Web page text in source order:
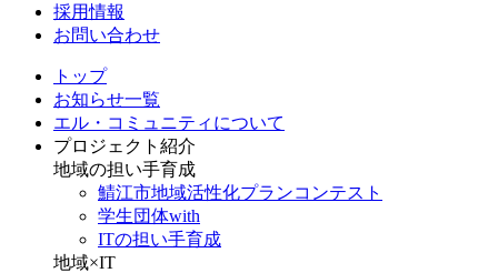
採用情報
お問い合わせ
トップ
お知らせ一覧
エル・コミュニティについて
プロジェクト紹介
地域の担い手育成
鯖江市地域活性化プランコンテスト
学生団体with
ITの担い手育成
地域×IT